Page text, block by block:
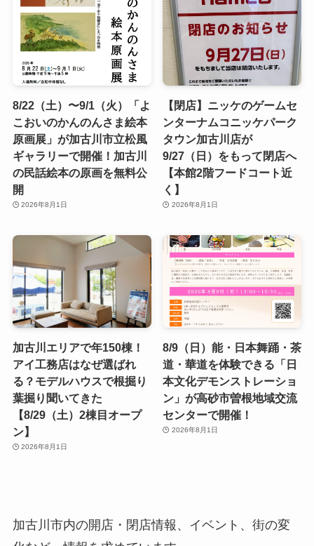
8/22（土）〜9/1（火）「よ
こおいのかんのんさま絵本
原画展」が加古川市立松風
ギャラリーで開催！加古川
の民話絵本の原画を無料公
開
2026年8月1日
【閉店】ニッケのゲームセ
ンターナムコニッケパーク
タウン加古川店が
9/27（日）をもって閉店へ
【本館2階フードコート近
く】
2026年8月1日
加古川エリアで年150棟！
アイ工務店はなぜ選ばれ
る？モデルハウスで根掘り
葉掘り聞いてきた
【8/29（土）2棟目オープ
ン】
2026年8月1日
8/9（日）能・日本舞踊・茶
道・華道を体験できる「日
本文化デモンストレーショ
ン」が高砂市曽根地域交流
センターで開催！
2026年8月1日
加古川市内の開店・閉店情報、イベント、街の変